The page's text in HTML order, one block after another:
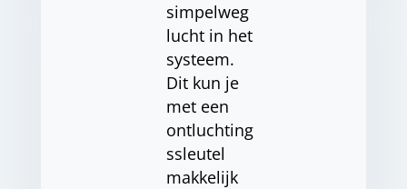
simpelweg
lucht in het
systeem.
Dit kun je
met een
ontluchting
ssleutel
makkelijk